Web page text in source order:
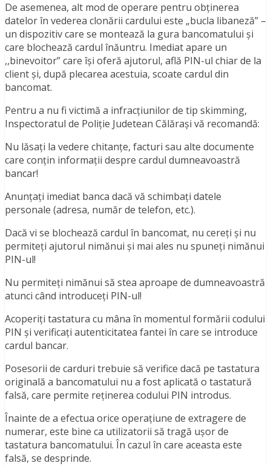
De asemenea, alt mod de operare pentru obținerea
datelor în vederea clonării cardului este „bucla libaneză” –
un dispozitiv care se montează la gura bancomatului și
care blochează cardul înăuntru. Imediat apare un
,,binevoitor” care își oferă ajutorul, află PIN-ul chiar de la
client și, după plecarea acestuia, scoate cardul din
bancomat.
Pentru a nu fi victimă a infracțiunilor de tip skimming,
Inspectoratul de Poliție Judetean Călărași vă recomandă:
Nu lăsați la vedere chitanțe, facturi sau alte documente
care conțin informații despre cardul dumneavoastră
bancar!
Anunțați imediat banca dacă vă schimbați datele
personale (adresa, număr de telefon, etc.).
Dacă vi se blochează cardul în bancomat, nu cereți și nu
permiteți ajutorul nimănui și mai ales nu spuneți nimănui
PIN-ul!
Nu permiteți nimănui să stea aproape de dumneavoastră
atunci când introduceți PIN-ul!
Acoperiți tastatura cu mâna în momentul formării codului
PIN și verificați autenticitatea fantei în care se introduce
cardul bancar.
Posesorii de carduri trebuie să verifice dacă pe tastatura
originală a bancomatului nu a fost aplicată o tastatură
falsă, care permite reținerea codului PIN introdus.
Înainte de a efectua orice operațiune de extragere de
numerar, este bine ca utilizatorii să tragă ușor de
tastatura bancomatului. În cazul în care aceasta este
falsă, se desprinde.